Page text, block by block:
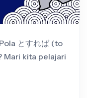
とすれば (to
Mari kita pelajari